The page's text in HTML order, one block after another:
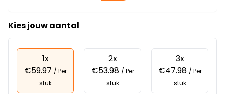
Kies jouw aantal
1x
€59.97 / Per
stuk
2x
€53.98 / Per
stuk
3x
€47.98 / Per
stuk